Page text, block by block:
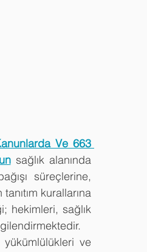
Ve 663
sağlık alanında
süreçlerine,
kurallarına
hekimleri, sağlık
ve